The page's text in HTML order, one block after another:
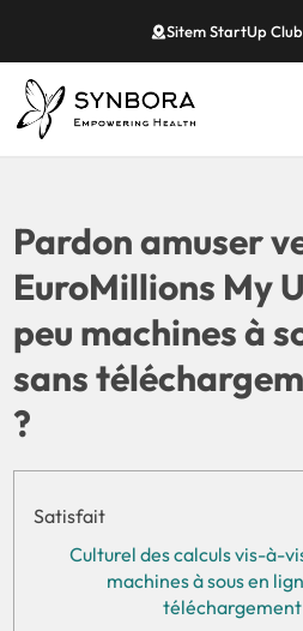
Sitem StartUp
Pardon amuser
EuroMillions My
peu machines à
sans
?
Satisfait
Culturel des calculs vis-à-
machines à sous en
téléchargement